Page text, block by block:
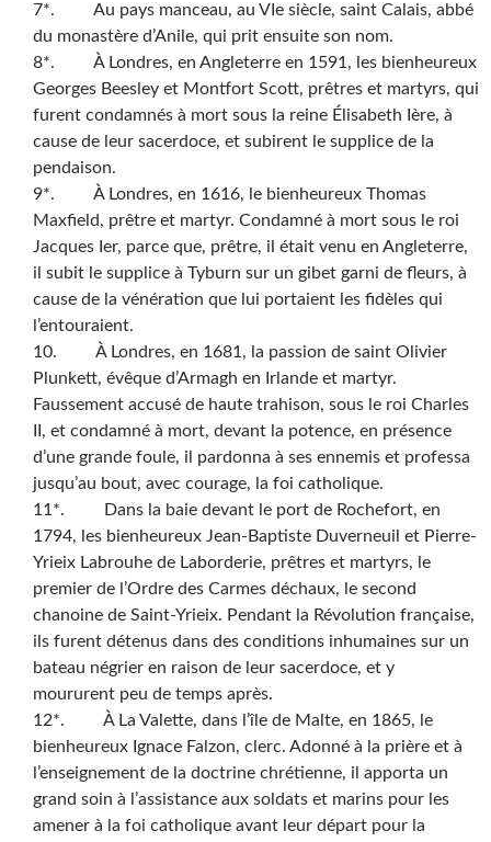
7*. Au pays manceau, au VIe siècle, saint Calais, abbé
du monastère d’Anile, qui prit ensuite son nom.
8*. À Londres, en Angleterre en 1591, les bienheureux
Georges Beesley et Montfort Scott, prêtres et martyrs, qui
furent condamnés à mort sous la reine Élisabeth Ière, à
cause de leur sacerdoce, et subirent le supplice de la
pendaison.
9*. À Londres, en 1616, le bienheureux Thomas
Maxfield, prêtre et martyr. Condamné à mort sous le roi
Jacques Ier, parce que, prêtre, il était venu en Angleterre,
il subit le supplice à Tyburn sur un gibet garni de fleurs, à
cause de la vénération que lui portaient les fidèles qui
l’entouraient.
10. À Londres, en 1681, la passion de saint Olivier
Plunkett, évêque d’Armagh en Irlande et martyr.
Faussement accusé de haute trahison, sous le roi Charles
II, et condamné à mort, devant la potence, en présence
d’une grande foule, il pardonna à ses ennemis et professa
jusqu’au bout, avec courage, la foi catholique.
11*. Dans la baie devant le port de Rochefort, en
1794, les bienheureux Jean-Baptiste Duverneuil et Pierre-
Yrieix Labrouhe de Laborderie, prêtres et martyrs, le
premier de l’Ordre des Carmes déchaux, le second
chanoine de Saint-Yrieix. Pendant la Révolution française,
ils furent détenus dans des conditions inhumaines sur un
bateau négrier en raison de leur sacerdoce, et y
moururent peu de temps après.
12*. À La Valette, dans l’île de Malte, en 1865, le
bienheureux Ignace Falzon, clerc. Adonné à la prière et à
l’enseignement de la doctrine chrétienne, il apporta un
grand soin à l’assistance aux soldats et marins pour les
amener à la foi catholique avant leur départ pour la